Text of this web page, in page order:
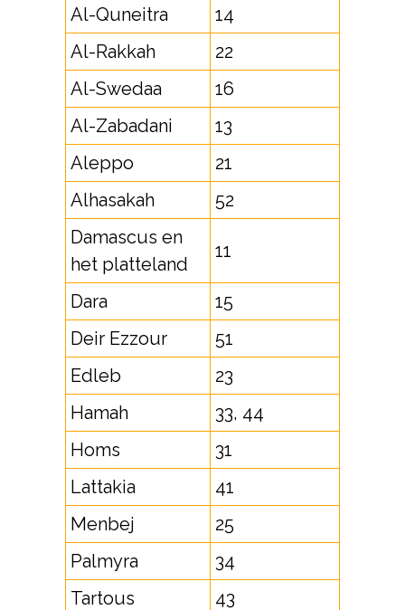
Al-Quneitra
14
Al-Rakkah
22
Al-Swedaa
16
Al-Zabadani
13
Aleppo
21
Alhasakah
52
Damascus en
het platteland
11
Dara
15
Deir Ezzour
51
Edleb
23
Hamah
33, 44
Homs
31
Lattakia
41
Menbej
25
Palmyra
34
Tartous
43